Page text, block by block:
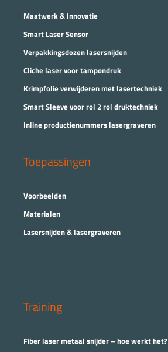
Maatwerk & Innovatie
Smart Laser Sensor
Verpakkingsdozen lasersnijden
Cliche laser voor tampondruk
Krimpfolie verwijderen met lasertechniek
Smart Sleeve voor rol 2 rol druktechniek
Inline productienummers lasergraveren
Toepassingen
Voorbeelden
Materialen
Lasersnijden & lasergraveren
Training
Fiber laser metaal snijder – hoe werkt het?